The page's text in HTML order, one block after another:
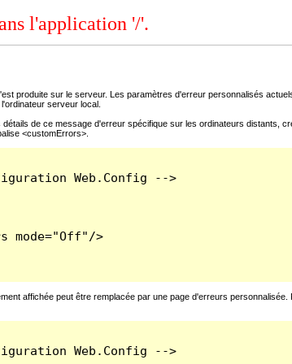
l'application '/'.
produite sur le serveur. Les paramètres d'erreur personnalisés
serveur local.
de ce message d'erreur spécifique sur les ordinateurs distants,
<customErrors>.
Web.Config -->
mode="Off"/>
affichée peut être remplacée par une page d'erreurs
Web.Config -->